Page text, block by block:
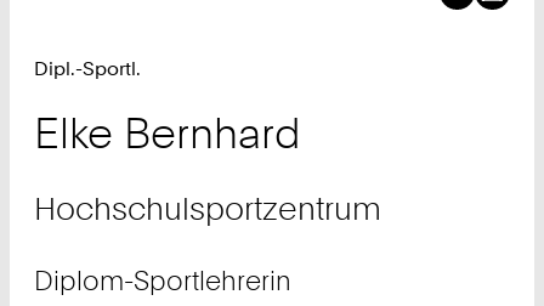
Dipl.-Sportl.
Elke Bernhard
Hochschulsportzentrum
Diplom-Sportlehrerin